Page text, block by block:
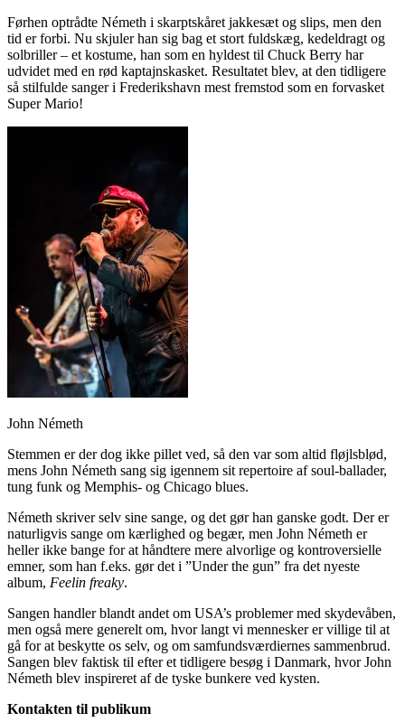
Førhen optrådte Németh i skarptskåret jakkesæt og slips, men den
tid er forbi. Nu skjuler han sig bag et stort fuldskæg, kedeldragt og
solbriller – et kostume, han som en hyldest til Chuck Berry har
udvidet med en rød kaptajnskasket. Resultatet blev, at den tidligere
så stilfulde sanger i Frederikshavn mest fremstod som en forvasket
Super Mario!
John Németh
Stemmen er der dog ikke pillet ved, så den var som altid fløjlsblød,
mens John Németh sang sig igennem sit repertoire af soul-ballader,
tung funk og Memphis- og Chicago blues.
Németh skriver selv sine sange, og det gør han ganske godt. Der er
naturligvis sange om kærlighed og begær, men John Németh er
heller ikke bange for at håndtere mere alvorlige og kontroversielle
emner, som han f.eks. gør det i ”Under the gun” fra det nyeste
album, Feelin freaky.
Sangen handler blandt andet om USA’s problemer med skydevåben,
men også mere generelt om, hvor langt vi mennesker er villige til at
gå for at beskytte os selv, og om samfundsværdiernes sammenbrud.
Sangen blev faktisk til efter et tidligere besøg i Danmark, hvor John
Németh blev inspireret af de tyske bunkere ved kysten.
Kontakten til publikum